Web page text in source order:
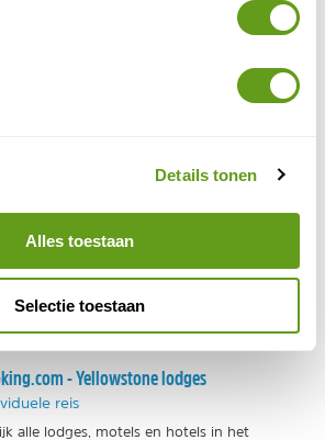
Details tonen
Alles toestaan
Selectie toestaan
- Yellowstone lodges
reis
alle lodges, motels en hotels in het